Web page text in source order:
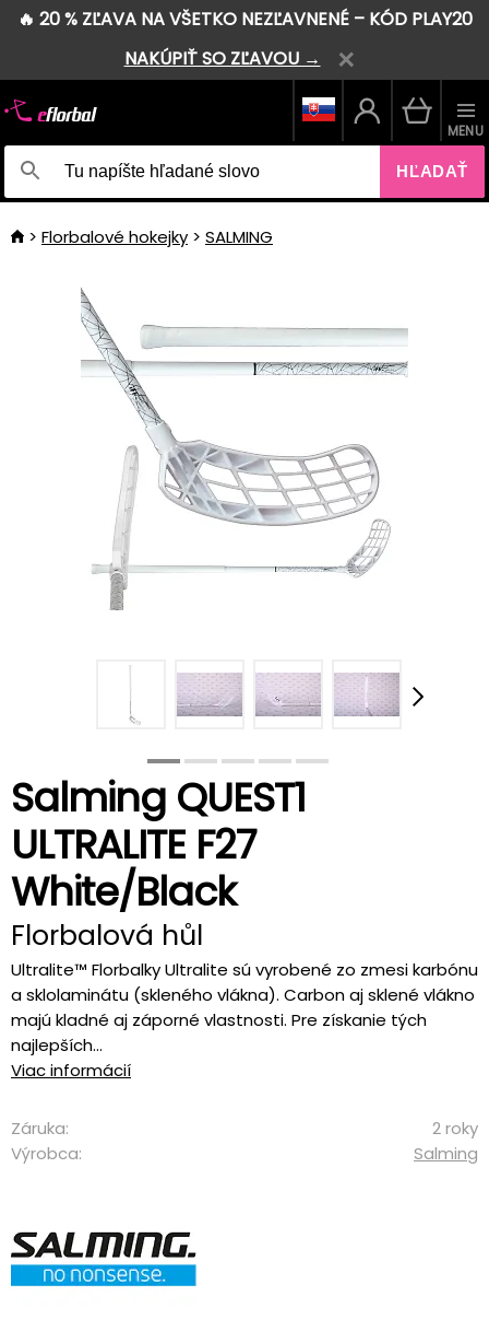
🔥 20 % ZĽAVA NA VŠETKO NEZĽAVNENÉ – KÓD PLAY20
NAKÚPIŤ SO ZĽAVOU →
HĽADAŤ
MENU
Florbalové hokejky SALMING
Salming QUEST1
ULTRALITE F27
White/Black
Florbalová hůl
Ultralite™ Florbalky Ultralite sú vyrobené zo zmesi karbónu
a sklolaminátu (skleného vlákna). Carbon aj sklené vlákno
majú kladné aj záporné vlastnosti. Pre získanie tých
najlepších...
Viac informácií
Záruka:
2 roky
Výrobca:
Salming